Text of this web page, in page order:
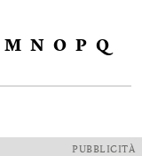
M N O P Q
PUBBLICITÀ